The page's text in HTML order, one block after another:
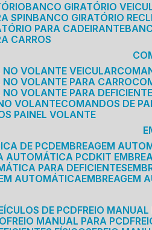
BANCO GIRATÓRIO
SPIN
BANCO GIRATÓRIO
PARA CADEIRANTE
CARROS
NO VOLANTE VEICULAR
NO VOLANTE PARA CARRO
NO VOLANTE PARA DEFICIENTE
VOLANTE
COMANDOS DE
PAINEL VOLANTE
DE PCD EMBREAGEM
AUTOMÁTICA PCD
KIT
PARA DEFICIENTES
AUTOMÁTICA EMBREAGEM
DE PCD FREIO
FREIO MANUAL PARA PCD